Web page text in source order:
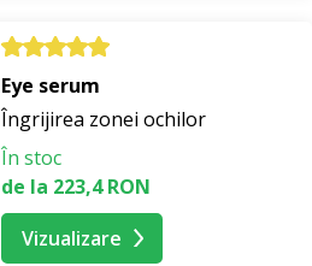
Eye serum
Îngrijirea zonei ochilor
În stoc
de la 223,4 RON
Vizualizare